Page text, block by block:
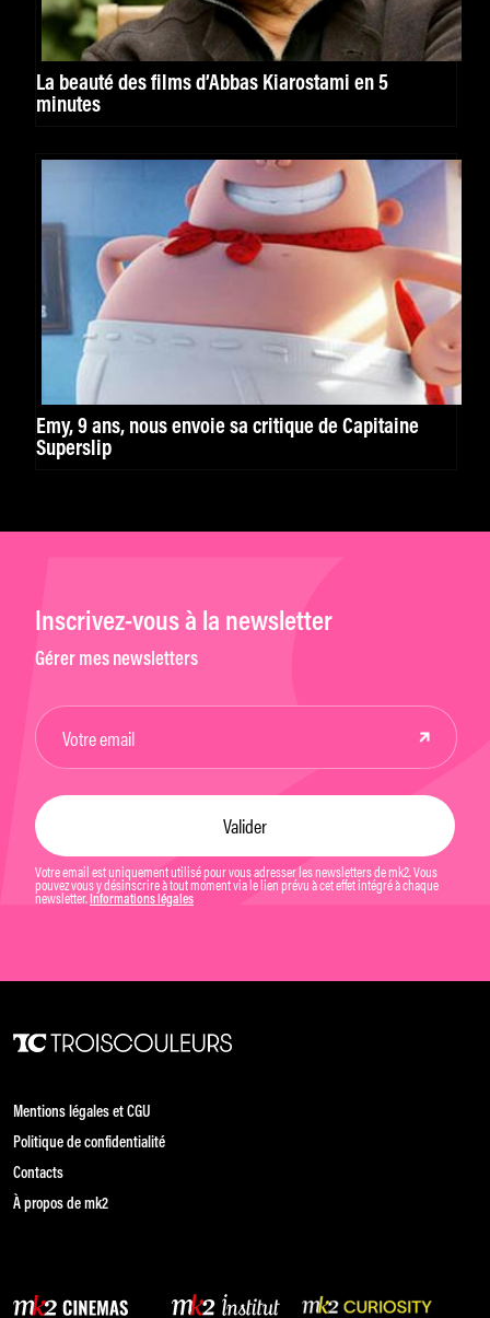
La beauté des films d’Abbas Kiarostami en 5
minutes
Emy, 9 ans, nous envoie sa critique de Capitaine
Superslip
Inscrivez-vous à la newsletter
Gérer mes newsletters
Votre email est uniquement utilisé pour vous adresser les newsletters de mk2. Vous
pouvez vous y désinscrire à tout moment via le lien prévu à cet effet intégré à chaque
newsletter. Informations légales
Mentions légales et CGU
Politique de confidentialité
Contacts
À propos de mk2